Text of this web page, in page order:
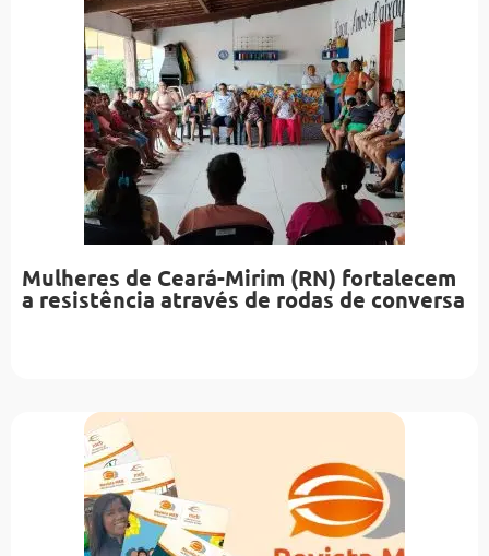
Mulheres de Ceará-Mirim (RN) fortalecem
a resistência através de rodas de conversa